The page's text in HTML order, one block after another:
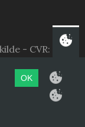
- CVR:
OK